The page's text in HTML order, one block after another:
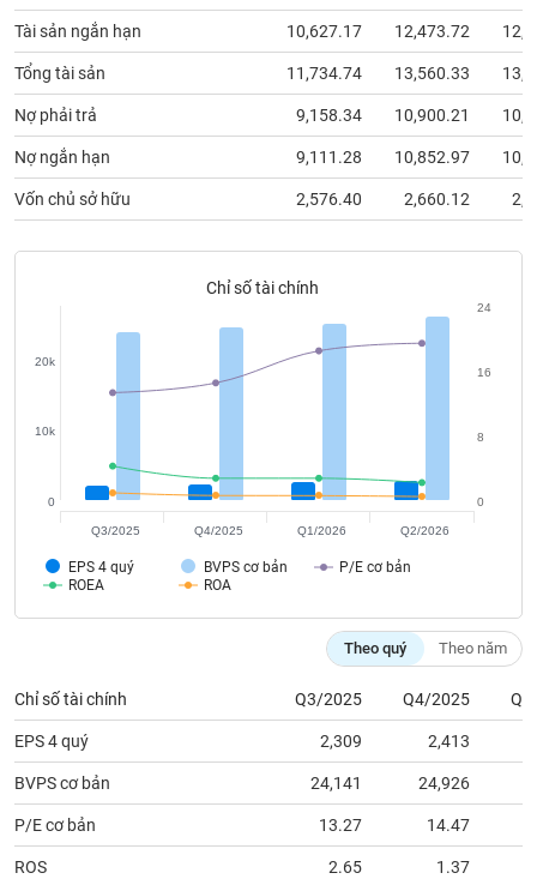
Tài sản ngắn hạn 10,627.17 12,473.72
Tổng tài sản 11,734.74 13,560.33
Nợ phải trả 9,158.34 10,900.21
Nợ ngắn hạn 9,111.28 10,852.97
Vốn chủ sở hữu 2,576.40 2,660.12
Chỉ số tài chính
EPS 4 quý BVPS cơ bản
P/E cơ bản
ROEA
ROA
0
10k
20k
0
8
16
24
Q3/2025 Q4/2025 Q1/2026 Q2/2026
Theo quý Theo năm
Chỉ số tài chính Q3/2025 Q4/2025
EPS 4 quý 2,309 2,413
BVPS cơ bản 24,141 24,926
P/E cơ bản 13.27 14.47
ROS 2.65 1.37
Truyền
thông
tài
chính
chính